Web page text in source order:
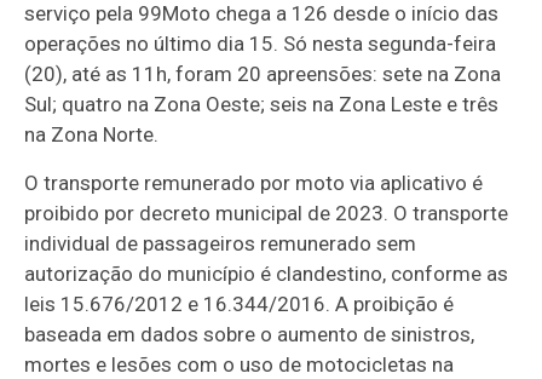
serviço pela 99Moto chega a 126 desde o início das
operações no último dia 15. Só nesta segunda-feira
(20), até as 11h, foram 20 apreensões: sete na Zona
Sul; quatro na Zona Oeste; seis na Zona Leste e três
na Zona Norte.
O transporte remunerado por moto via aplicativo é
proibido por decreto municipal de 2023. O transporte
individual de passageiros remunerado sem
autorização do município é clandestino, conforme as
leis 15.676/2012 e 16.344/2016. A proibição é
baseada em dados sobre o aumento de sinistros,
mortes e lesões com o uso de motocicletas na